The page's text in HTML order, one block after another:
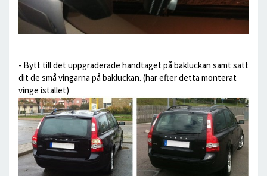
- Bytt till det uppgraderade handtaget på bakluckan samt satt
dit de små vingarna på bakluckan. (har efter detta monterat
vinge istället)